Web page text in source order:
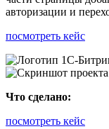
авторизации и
посмотреть кейс
Что сделано:
посмотреть кейс